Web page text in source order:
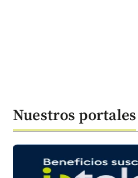
Nuestros portales